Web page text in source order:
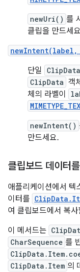
newUri() 를
클립을 만드세
단일
ClipData 객
체의 라벨이
newIntent()
만드세요.
클립보드 데이터
애플리케이션에서 텍
이터를
여 클립보드에서 복
이 메서드는
CharSequence 를
ClipData.Item 의